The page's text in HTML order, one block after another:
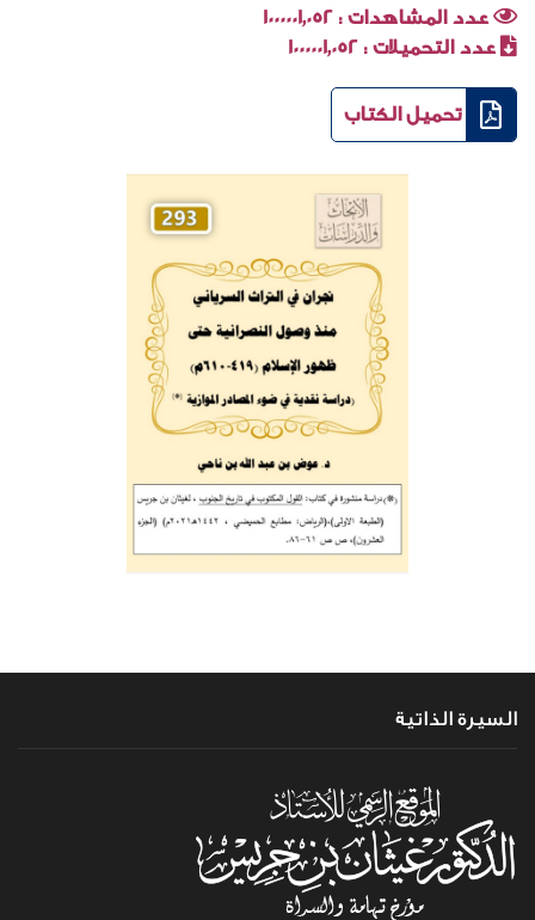
عدد المشاهدات : 1000001٬052
عدد التحميلات : 1000001٬052
تحميل الكتاب
السيرة الذاتية